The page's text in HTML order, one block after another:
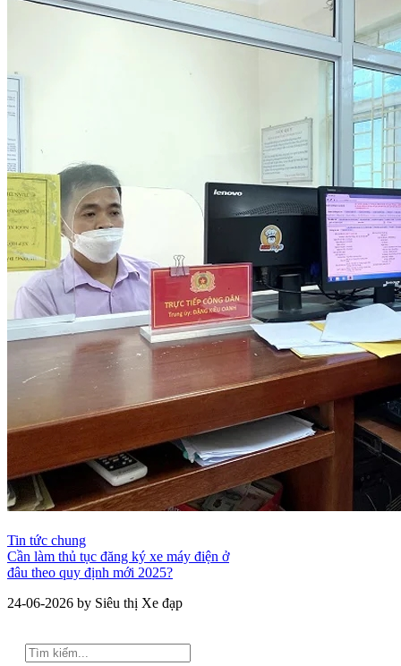
Tin tức chung
Cần làm thủ tục đăng ký xe máy điện ở
đâu theo quy định mới 2025?
24-06-2026 by Siêu thị Xe đạp